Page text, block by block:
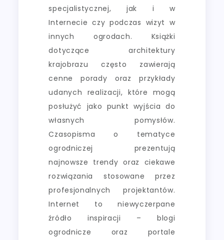
specjalistycznej, jak i w
Internecie czy podczas wizyt w
innych ogrodach. Książki
dotyczące architektury
krajobrazu często zawierają
cenne porady oraz przykłady
udanych realizacji, które mogą
posłużyć jako punkt wyjścia do
własnych pomysłów.
Czasopisma o tematyce
ogrodniczej prezentują
najnowsze trendy oraz ciekawe
rozwiązania stosowane przez
profesjonalnych projektantów.
Internet to niewyczerpane
źródło inspiracji – blogi
ogrodnicze oraz portale